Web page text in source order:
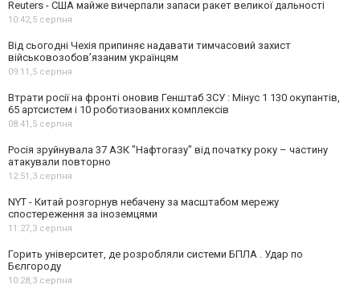
Reuters - США майже вичерпали запаси ракет великої дальності
10:42,5 серпня
Від сьогодні Чехія припиняє надавати тимчасовий захист
військовозобов’язаним українцям
09:11,5 серпня
Втрати росії на фронті оновив Генштаб ЗСУ : Мінус 1 130 окупантів,
65 артсистем і 10 роботизованих комплексів
08:41,5 серпня
Росія зруйнувала 37 АЗК "Нафтогазу" від початку року – частину
атакували повторно
12:51,3 серпня
NYT - Китай розгорнув небачену за масштабом мережу
спостереження за іноземцями
11:27,3 серпня
Горить університет, де розробляли системи БПЛА . Удар по
Бєлгороду
10:28,3 серпня